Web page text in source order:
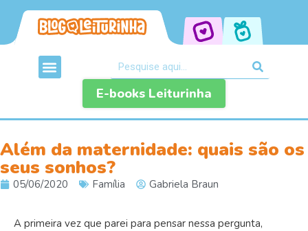
E-books Leiturinha
Além da maternidade: quais são os
seus sonhos?
05/06/2020 Família Gabriela Braun
A primeira vez que parei para pensar nessa pergunta,